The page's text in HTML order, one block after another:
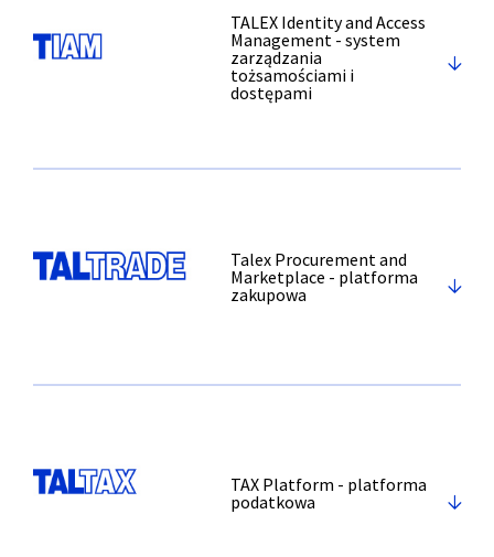
TALEX Identity and Access
Management - system
zarządzania
tożsamościami i
dostępami
Talex Procurement and
Marketplace - platforma
zakupowa
TAX Platform - platforma
podatkowa